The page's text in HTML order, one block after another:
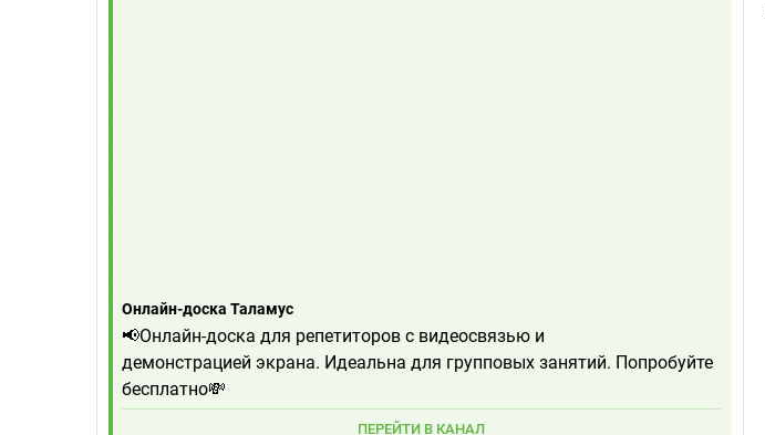
Онлайн-доска Таламус
📢Онлайн-доска для репетиторов с видеосвязью и
демонстрацией экрана. Идеальна для групповых занятий. Попробуйте
бесплатно💸
ПЕРЕЙТИ В КАНАЛ